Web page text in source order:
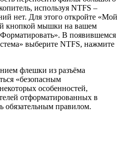
используя NTFS –
нет. Для этого откройте «Мой
кнопкой мышки на вашем
В появившемся
выберите NTFS, нажмите
флешки из разъёма
«безопасным
особенностей,
отформатированных в
обязательным правилом.